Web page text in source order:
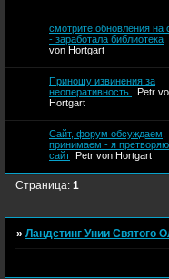
смотрите обновления на
- заработала библиотека
von Hortgart
Приношу извинения за
неоперативность.
Petr
Hortgart
Сайт, форум обсуждаем,
принимаем - я
сайт Petr von Hortgart
Страница:1
»Ландстинг Унии Святого